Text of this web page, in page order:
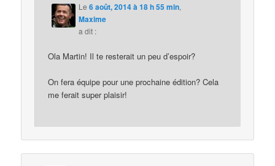
Le6 août, 2014 à 18 h 55 min,
Maxime
a dit :
Ola Martin! Il te resterait un peu d’espoir?
On fera équipe pour une prochaine édition? Cela
me ferait super plaisir!